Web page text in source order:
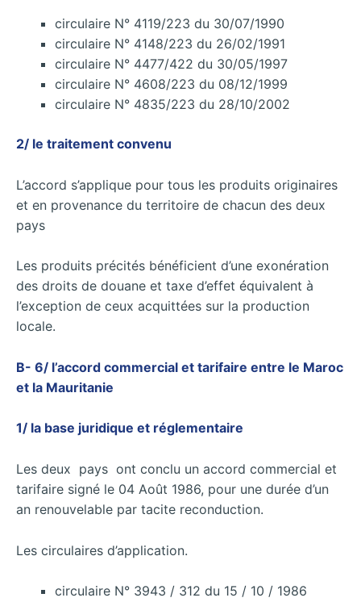
circulaire N° 4119/223 du 30/07/1990
circulaire N° 4148/223 du 26/02/1991
circulaire N° 4477/422 du 30/05/1997
circulaire N° 4608/223 du 08/12/1999
circulaire N° 4835/223 du 28/10/2002
2/ le traitement convenu
L’accord s’applique pour tous les produits originaires
et en provenance du territoire de chacun des deux
pays
Les produits précités bénéficient d’une exonération
des droits de douane et taxe d’effet équivalent à
l’exception de ceux acquittées sur la production
locale.
B- 6/ l’accord commercial et tarifaire entre le Maroc
et la Mauritanie
1/ la base juridique et réglementaire
Les deux pays ont conclu un accord commercial et
tarifaire signé le 04 Août 1986, pour une durée d’un
an renouvelable par tacite reconduction.
Les circulaires d’application.
circulaire N° 3943 / 312 du 15 / 10 / 1986